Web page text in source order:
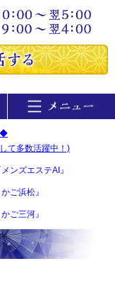
て多数活躍中！)
ンズエステAI』
ご浜松』
ご三河』